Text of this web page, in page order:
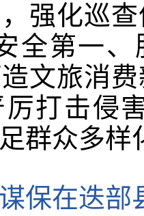
强化巡
全第一
文旅消
打击侵
群众多样
保在迭部